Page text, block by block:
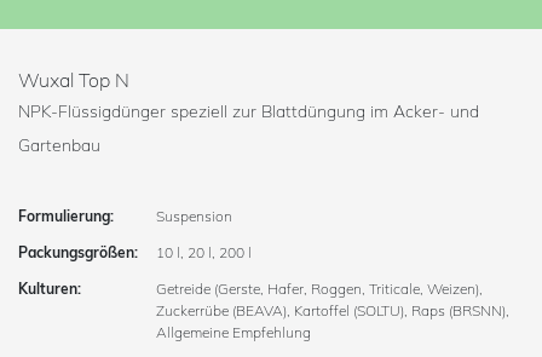
Wuxal Top N
NPK-Flüssigdünger speziell zur Blattdüngung im Acker- und
Gartenbau
Formulierung:
Suspension
Packungsgrößen:
10 l, 20 l, 200 l
Kulturen:
Getreide (Gerste, Hafer, Roggen, Triticale, Weizen),
Zuckerrübe (BEAVA), Kartoffel (SOLTU), Raps (BRSNN),
Allgemeine Empfehlung